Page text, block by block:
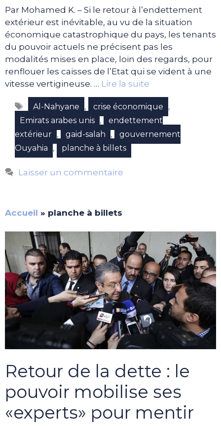
Par Mohamed K. – Si le retour à l’endettement
extérieur est inévitable, au vu de la situation
économique catastrophique du pays, les tenants
du pouvoir actuels ne précisent pas les
modalités mises en place, loin des regards, pour
renflouer les caisses de l’Etat qui se vident à une
vitesse vertigineuse. … Lire la suite
Étiquettes
Al-Nahyane , crise économique ,
Emirats arabes unis ,
endettement
extérieur , gaid-salah ,
gouvernement
Ouyahia
, planche à billets
Laisser un commentaire
Accueil » planche à billets
Retour de la dette : le
pouvoir mobilise ses
«experts» pour mentir